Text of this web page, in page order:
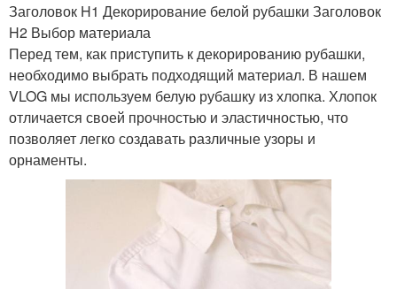
Заголовок H1 Декорирование белой рубашки Заголовок
H2 Выбор материала
Перед тем, как приступить к декорированию рубашки,
необходимо выбрать подходящий материал. В нашем
VLOG мы используем белую рубашку из хлопка. Хлопок
отличается своей прочностью и эластичностью, что
позволяет легко создавать различные узоры и
орнаменты.